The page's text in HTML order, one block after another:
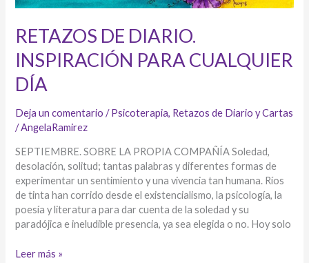
RETAZOS DE DIARIO.
INSPIRACIÓN PARA CUALQUIER
DÍA
Deja un comentario /Psicoterapia, Retazos de Diario y Cartas
/AngelaRamirez
SEPTIEMBRE. SOBRE LA PROPIA COMPAÑÍA Soledad,
desolación, solitud; tantas palabras y diferentes formas de
experimentar un sentimiento y una vivencia tan humana. Ríos
de tinta han corrido desde el existencialismo, la psicología, la
poesía y literatura para dar cuenta de la soledad y su
paradójica e ineludible presencia, ya sea elegida o no. Hoy solo
RETAZOS
Leer más »